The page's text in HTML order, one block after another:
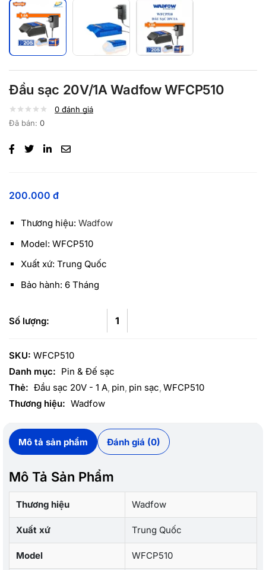
Đầu sạc 20V/1A Wadfow WFCP510
0 đánh giá
Đã bán: 0
200.000 đ
Thương hiệu: Wadfow
Model: WFCP510
Xuất xứ: Trung Quốc
Bảo hành: 6 Tháng
SKU: WFCP510
Danh mục: Pin & Đế sạc
Thẻ: Đầu sạc 20V - 1 A pin pin sạc WFCP510
Thương hiệu: Wadfow
Mô tả sản phẩm Đánh giá (0)
Mô Tả Sản Phẩm
Thương hiệu Wadfow
Xuất xứ Trung Quốc
Model WFCP510